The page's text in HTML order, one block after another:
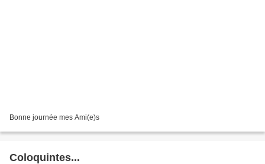
Bonne journée mes Ami(e)s
Coloquintes...